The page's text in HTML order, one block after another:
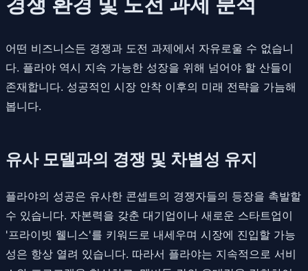
어떤 비즈니스든 경쟁과 도전 과제에서 자유로울 수 없습니
다. 플라야 역시 지속 가능한 성장을 위해 넘어야 할 산들이
존재합니다. 성공적인 시장 안착 이후의 미래 전략을 가늠해
봅니다.
유사 모델과의 경쟁 및 차별성 유지
플라야의 성공은 유사한 콘셉트의 경쟁자들의 등장을 촉발할
수 있습니다. 자본력을 갖춘 대기업이나 새로운 스타트업이
'프라이빗 웰니스'를 키워드로 내세우며 시장에 진입할 가능
성은 항상 열려 있습니다. 따라서 플라야는 지속적으로 서비